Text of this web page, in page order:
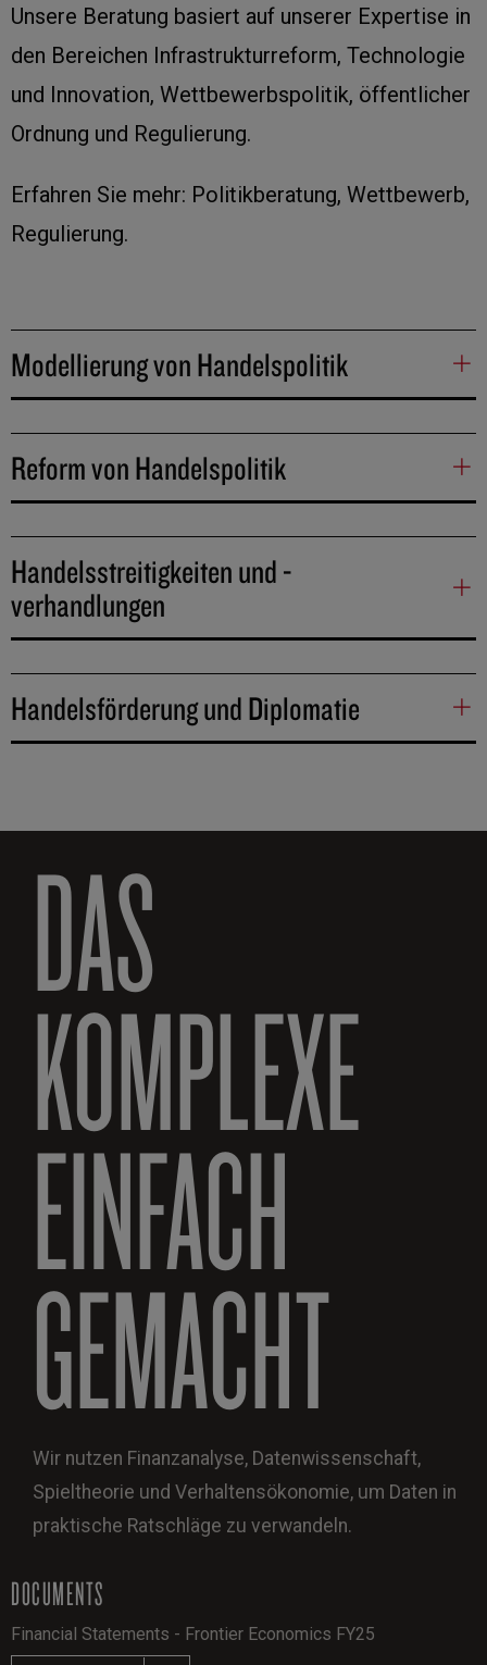
Unsere Beratung basiert auf unserer Expertise in
den Bereichen Infrastrukturreform, Technologie
und Innovation, Wettbewerbspolitik, öffentlicher
Ordnung und Regulierung.
Erfahren Sie mehr: Politikberatung, Wettbewerb,
Regulierung.
Modellierung von Handelspolitik
Reform von Handelspolitik
Handelsstreitigkeiten und -
verhandlungen
Handelsförderung und Diplomatie
DAS
KOMPLEXE
EINFACH
GEMACHT
Wir nutzen Finanzanalyse, Datenwissenschaft,
Spieltheorie und Verhaltensökonomie, um Daten in
praktische Ratschläge zu verwandeln.
DOCUMENTS
Financial Statements - Frontier Economics FY25